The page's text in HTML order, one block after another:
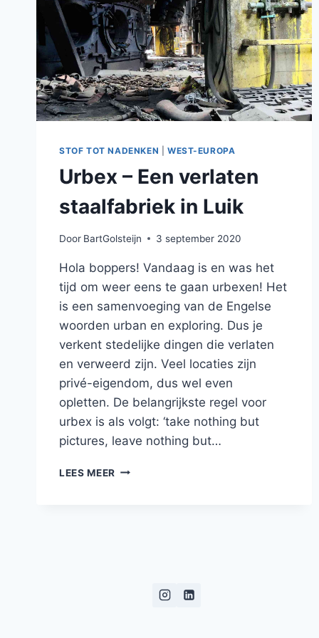
STOF TOT NADENKEN WEST-EUROPA
Urbex – Een verlaten
staalfabriek in Luik
Door BartGolsteijn 3 september 2020
Hola boppers! Vandaag is en was het
tijd om weer eens te gaan urbexen! Het
is een samenvoeging van de Engelse
woorden urban en exploring. Dus je
verkent stedelijke dingen die verlaten
en verweerd zijn. Veel locaties zijn
privé-eigendom, dus wel even
opletten. De belangrijkste regel voor
urbex is als volgt: ‘take nothing but
pictures, leave nothing but…
LEES MEER URBEX